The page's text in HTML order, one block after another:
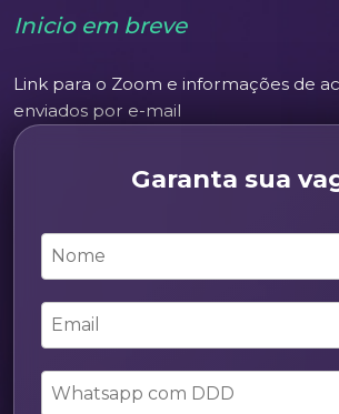
Inicio em breve
Link para o Zoom e informações de
enviados por e-mail
Garanta sua